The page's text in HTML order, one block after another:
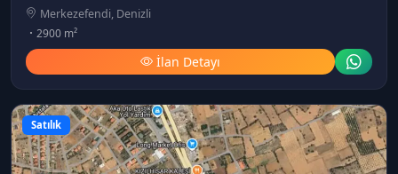
Merkezefendi, Denizli
2900 m²
İlan Detayı
Satılık